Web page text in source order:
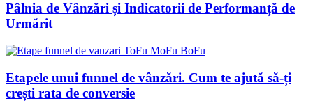
Pâlnia de Vânzări și Indicatorii de Performanță de
Urmărit
Etapele unui funnel de vânzări. Cum te ajută să-ți
crești rata de conversie